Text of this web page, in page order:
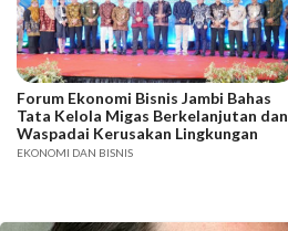
Forum Ekonomi Bisnis Jambi Bahas
Tata Kelola Migas Berkelanjutan dan
Waspadai Kerusakan Lingkungan
EKONOMI DAN BISNIS